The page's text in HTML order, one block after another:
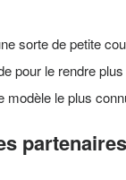
sorte de petite
pour le rendre
modèle le plus